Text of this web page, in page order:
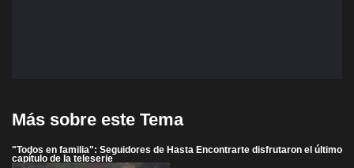
Más sobre este Tema
"Todos en familia": Seguidores de Hasta Encontrarte disfrutaron el último
capítulo de la teleserie